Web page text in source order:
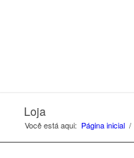
Loja
Você está aqui: Página inicial /